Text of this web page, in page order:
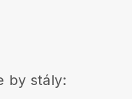
by stály: